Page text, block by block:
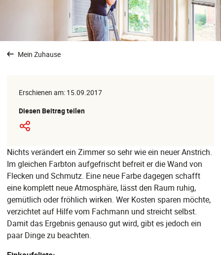
Mein Zuhause
Erschienen am: 15.09.2017
Diesen Beitrag teilen
Nichts verändert ein Zimmer so sehr wie ein neuer Anstrich.
Im gleichen Farbton aufgefrischt befreit er die Wand von
Flecken und Schmutz. Eine neue Farbe dagegen schafft
eine komplett neue Atmosphäre, lässt den Raum ruhig,
gemütlich oder fröhlich wirken. Wer Kosten sparen möchte,
verzichtet auf Hilfe vom Fachmann und streicht selbst.
Damit das Ergebnis genauso gut wird, gibt es jedoch ein
paar Dinge zu beachten.